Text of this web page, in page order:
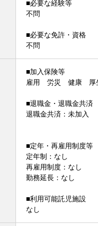
■必要な経験等
不問
■必要な免許・資格
不問
■加入保険等
雇用 労災 健康 厚
■退職金・退職金共済
退職金共済：未加入
■定年・再雇用制度等
定年制：なし
再雇用制度：なし
勤務延長：なし
■利用可能託児施設
なし